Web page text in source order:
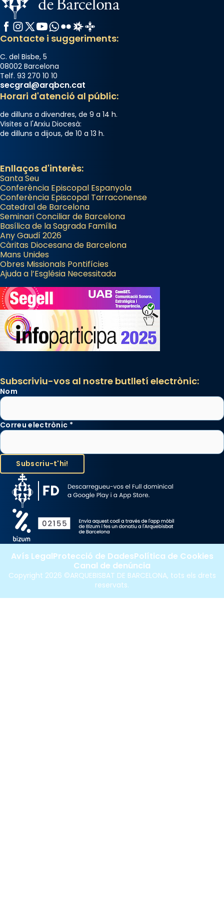
Facebook
Instagram
X / Twitter
YouTube
WhatsApp
FlickrRadio Estel
Catalunya Cristiana
Contacte i suggeriments:
C. del Bisbe, 5
08002 Barcelona
Telf. 93 270 10 10
secgral@arqbcn.cat
Horari d'atenció al públic:
de dilluns a divendres, de 9 a 14 h.
Visites a l'Arxiu Diocesà:
de dilluns a dijous, de 10 a 13 h.
Enllaços d'interès:
Santa Seu
Conferència Episcopal Espanyola
Conferència Episcopal Tarraconense
Catedral de Barcelona
Seminari Conciliar de Barcelona
Basílica de la Sagrada Família
Any Gaudí 2026
Càritas Diocesana de Barcelona
Mans Unides
Obres Missionals Pontifícies
Ajuda a l’Església Necessitada
Subscriviu-vos al nostre butlletí electrònic:
Nom
Correu electrònic *
Copyright 2026 ©ARQUEBISBAT DE BARCELONA, tots els drets
reservats.
Avís LegalProtecció de DadesPolítica de Cookies
Canal de denúncia